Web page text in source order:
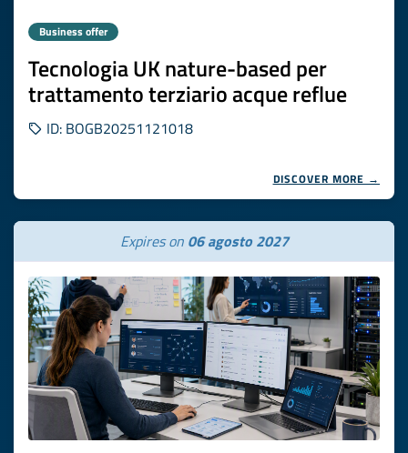
Business offer
Tecnologia UK nature-based per
trattamento terziario acque reflue
ID: BOGB20251121018
DISCOVER MORE →
Expires on 06 agosto 2027